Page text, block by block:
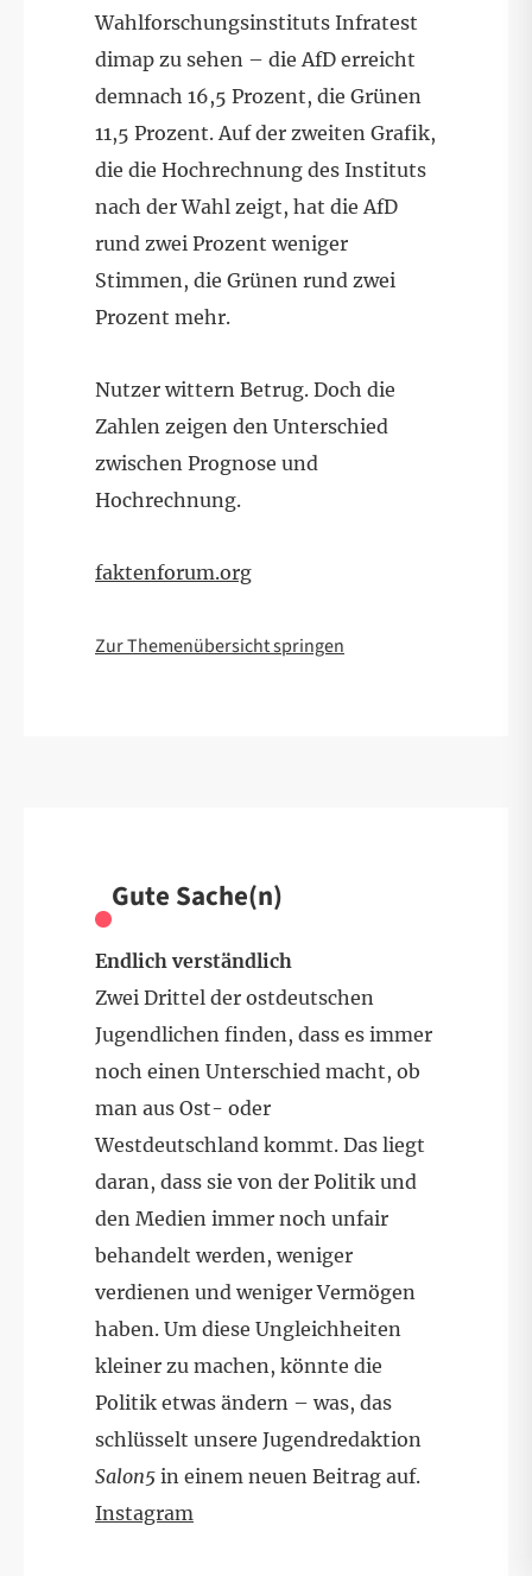
Wahlforschungsinstituts Infratest
dimap zu sehen – die AfD erreicht
demnach 16,5 Prozent, die Grünen
11,5 Prozent. Auf der zweiten Grafik,
die die Hochrechnung des Instituts
nach der Wahl zeigt, hat die AfD
rund zwei Prozent weniger
Stimmen, die Grünen rund zwei
Prozent mehr.
Nutzer wittern Betrug. Doch die
Zahlen zeigen den Unterschied
zwischen Prognose und
Hochrechnung.
faktenforum.org
Zur Themenübersicht springen
Gute Sache(n)
Endlich verständlich
Zwei Drittel der ostdeutschen
Jugendlichen finden, dass es immer
noch einen Unterschied macht, ob
man aus Ost- oder
Westdeutschland kommt. Das liegt
daran, dass sie von der Politik und
den Medien immer noch unfair
behandelt werden, weniger
verdienen und weniger Vermögen
haben. Um diese Ungleichheiten
kleiner zu machen, könnte die
Politik etwas ändern – was, das
schlüsselt unsere Jugendredaktion
Salon5 in einem neuen Beitrag auf.
Instagram